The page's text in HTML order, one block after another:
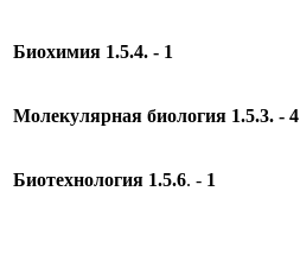
Биохимия 1.5.4. - 1
Молекулярная биология 1.5.3. - 4
Биотехнология 1.5.6. - 1